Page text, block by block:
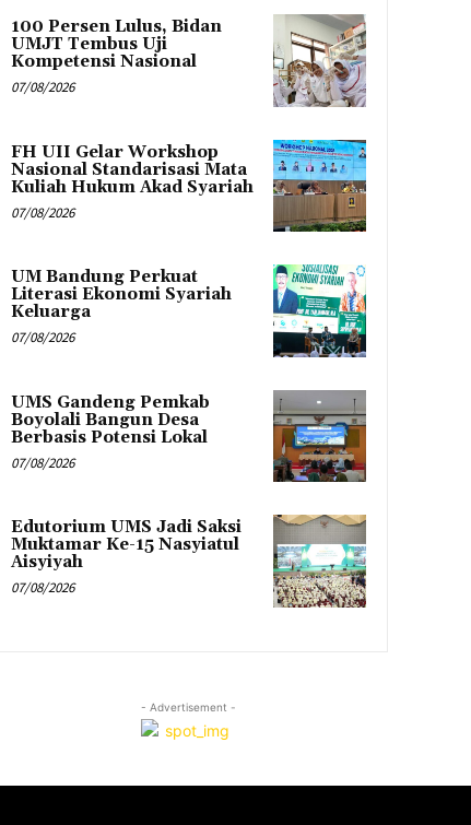
100 Persen Lulus, Bidan
UMJT Tembus Uji
Kompetensi Nasional
07/08/2026
FH UII Gelar Workshop
Nasional Standarisasi Mata
Kuliah Hukum Akad Syariah
07/08/2026
UM Bandung Perkuat
Literasi Ekonomi Syariah
Keluarga
07/08/2026
UMS Gandeng Pemkab
Boyolali Bangun Desa
Berbasis Potensi Lokal
07/08/2026
Edutorium UMS Jadi Saksi
Muktamar Ke-15 Nasyiatul
Aisyiyah
07/08/2026
- Advertisement -